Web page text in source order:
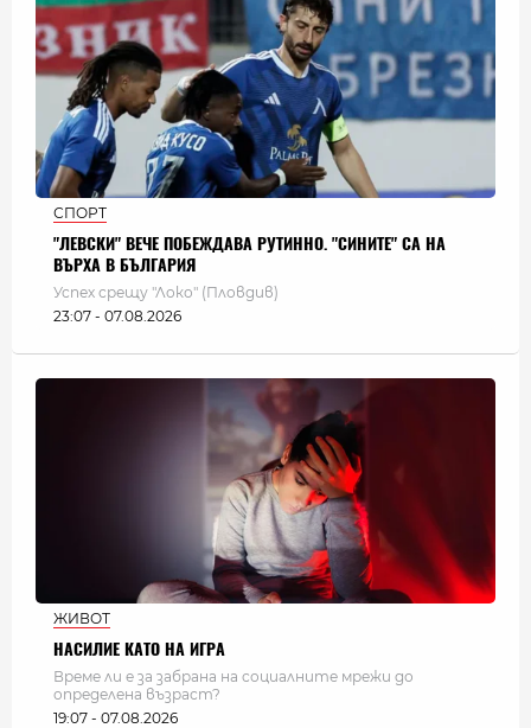
СПОРТ
"ЛЕВСКИ" ВЕЧЕ ПОБЕЖДАВА РУТИННО. "СИНИТЕ" СА НА
ВЪРХА В БЪЛГАРИЯ
Успех срещу "Локо" (Пловдив)
23:07 - 07.08.2026
ЖИВОТ
НАСИЛИЕ КАТО НА ИГРА
Време ли е за забрана на социалните мрежи до
определена възраст?
19:07 - 07.08.2026